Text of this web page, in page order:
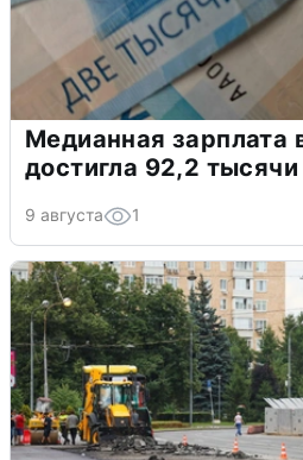
Медианная зарплата
достигла 92,2 тысячи
9 августа 1